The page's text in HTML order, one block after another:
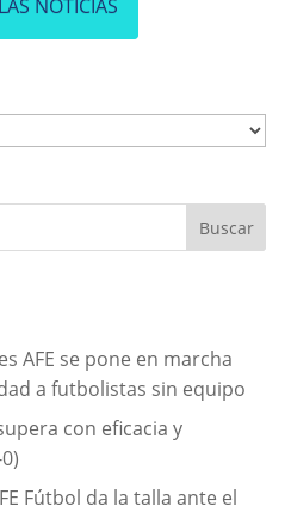
NOTICIAS
AFE se pone en marcha
a futbolistas sin equipo
con eficacia y
Fútbol da la talla ante el